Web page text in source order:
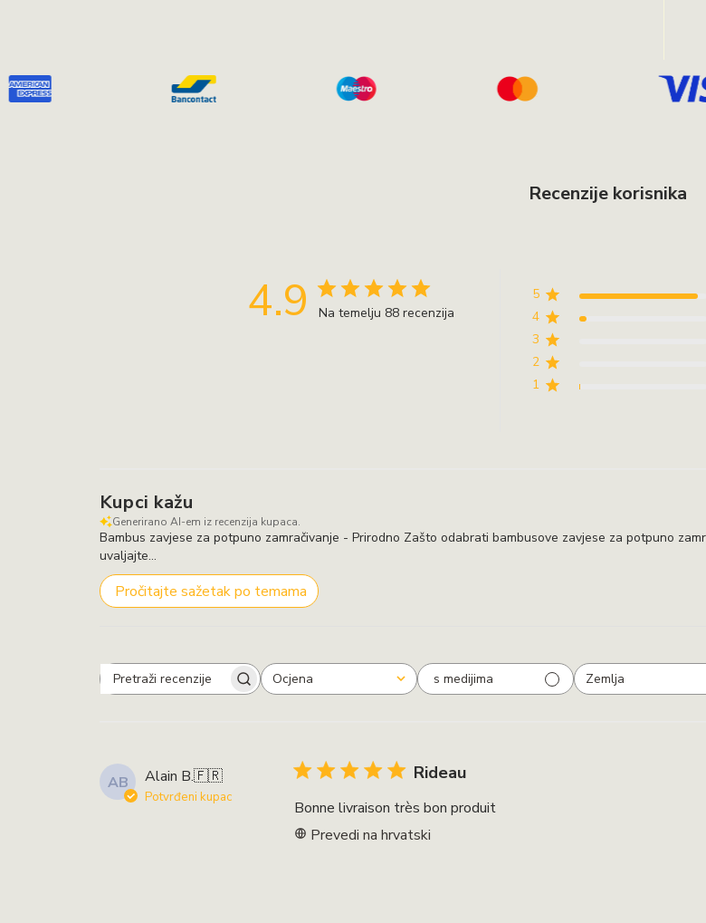
Recenzije korisnika
4.9 Na temelju 88 recenzija
5
4
3
2
1
Kupci kažu
Generirano AI-em iz recenzija kupaca.
Bambus zavjese za potpuno zamračivanje - Prirodno Zašto odabrati bambusove zavjese za potpuno
uvaljajte...
Pročitajte sažetak po temama
Pretraži
Ocjena
Sve ocjene s medijima Zemlja
svi
AB Alain B.🇫🇷
Potvrđeni kupac
Rideau
Bonne livraison très bon produit
Prevedi na hrvatski